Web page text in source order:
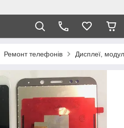
Ремонт телефонів Дисплеї,